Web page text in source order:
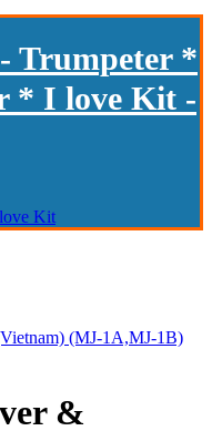
Trumpeter *
* I love Kit -
Kit
(MJ-1A,MJ-1B)
&